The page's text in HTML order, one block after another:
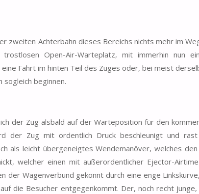
zweiten Achterbahn dieses Bereichs nichts mehr im
Open-Air-Warteplatz, mit immerhin nun
Fahrt im hinten Teil des Zuges oder, bei meist
sogleich beginnen.
der Zug alsbald auf der Warteposition für den
der Zug mit ordentlich Druck beschleunigt und
als leicht übergeneigtes Wendemanöver, welches
welcher einen mit außerordentlicher Ejector-
der Wagenverbund gekonnt durch eine enge
die Besucher entgegenkommt. Der, noch recht